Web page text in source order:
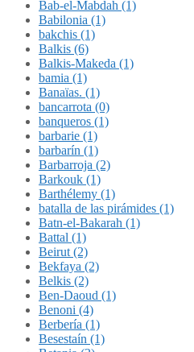
Bab-el-Mabdah (1)
Babilonia (1)
bakchis (1)
Balkis (6)
Balkis-Makeda (1)
bamia (1)
Banaïas. (1)
bancarrota (0)
banqueros (1)
barbarie (1)
barbarín (1)
Barbarroja (2)
Barkouk (1)
Barthélemy (1)
batalla de las pirámides (1)
Batn-el-Bakarah (1)
Battal (1)
Beirut (2)
Bekfaya (2)
Belkis (2)
Ben-Daoud (1)
Benoni (4)
Berbería (1)
Besestaín (1)